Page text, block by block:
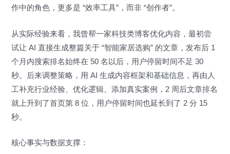
作中的角色，更多是 “效率工具”，而非 “创作者”。
从实际经验来看，我曾帮一家科技类博客优化内容，最初尝
试让 AI 直接生成整篇关于 “智能家居选购” 的文章，发布后 1
个月内搜索排名始终在 50 名以后，用户停留时间不足 30
秒。后来调整策略，用 AI 生成内容框架和基础信息，再由人
工补充行业经验、优化逻辑、添加真实案例，2 周后文章排名
就上升到了首页第 8 位，用户停留时间也延长到了 2 分 15
秒。
核心事实与数据支撑：